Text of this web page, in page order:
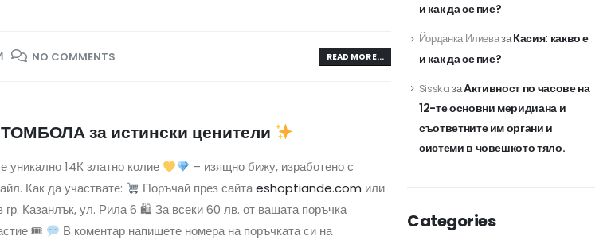
NO COMMENTS READ MORE...
за истински ценители
уникално 14К златно колие
– изящно бижу, изработено с
Как да участвате:
Поръчай през сайтаeshoptiande.com или
гр. Казанлък, ул. Рила 6 🛍 За всеки 60 лв. от вашата поръчка
🎟
В коментар напишете номера на поръчката си на
и как да се пие?
Йорданка ИлиевазаКасия: какво е
и как да се пие?
SisskaзаАктивност по часове на
12-те основни меридиана и
съответните им органи и
системи в човешкото тяло.
Categories